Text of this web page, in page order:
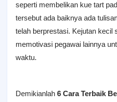
seperti membelikan kue tart
tersebut ada baiknya ada
telah berprestasi. Kejutan kecil
memotivasi pegawai lainnya
waktu.
Demikianlah 6 Cara Terbaik